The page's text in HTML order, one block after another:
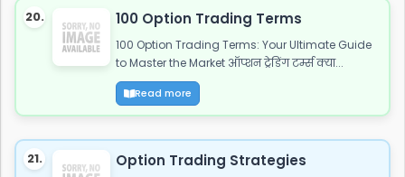
20. 100 Option Trading Terms
100 Option Trading Terms: Your Ultimate Guide
to Master the Market ऑप्शन ट्रेडिंग टर्म्स क्या...
Read more
21. Option Trading Strategies